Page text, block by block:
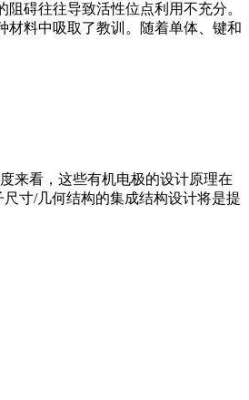
碍往往导致活性位点利用不充分。
材料中吸取了教训。随着单体、键和
来看，这些有机电极的设计原理在
寸/几何结构的集成结构设计将是提